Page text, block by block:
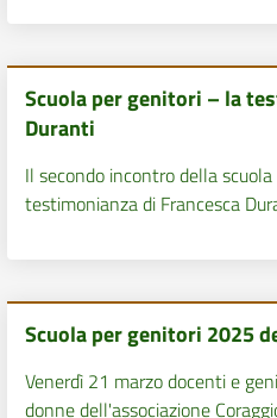
Scuola per genitori – la
Duranti
Il secondo incontro della
testimonianza di Francesca
Scuola per genitori 2025
Venerdì 21 marzo docenti e
donne dell'associazione